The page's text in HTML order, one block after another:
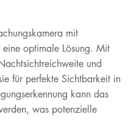
mit
optimale Lösung. Mit
und
für perfekte Sichtbarkeit in
kann das
was potenzielle